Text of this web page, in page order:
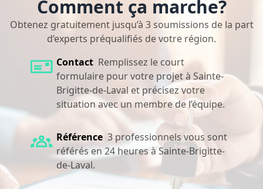
Comment ça marche?
Obtenez gratuitement jusqu’à 3 soumissions de la part
d’experts préqualifiés de votre région.
Contact Remplissez le court
formulaire pour votre projet à Sainte-
Brigitte-de-Laval et précisez votre
situation avec un membre de l’équipe.
Référence 3 professionnels vous sont
référés en 24 heures à Sainte-Brigitte-
de-Laval.